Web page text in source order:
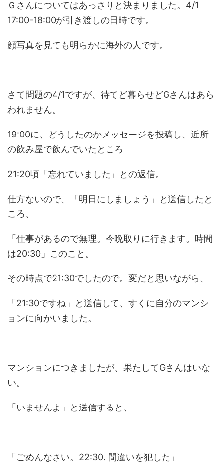
Ｇさんについてはあっさりと決まりました。4/1
17:00-18:00が引き渡しの日時です。
顔写真を見ても明らかに海外の人です。
さて問題の4/1ですが、待てど暮らせどGさんはあら
われません。
19:00に、どうしたのかメッセージを投稿し、近所
の飲み屋で飲んでいたところ
21:20頃「忘れていました」との返信。
仕方ないので、「明日にしましょう」と送信したと
ころ、
「仕事があるので無理。今晩取りに行きます。時間
は20:30」このこと。
その時点で21:30でしたので。変だと思いながら、
「21:30ですね」と送信して、すくに自分のマンシ
ョンに向かいました。
マンションにつきましたが、果たしてGさんはいな
い。
「いませんよ」と送信すると、
「ごめんなさい。22:30. 間違いを犯した」